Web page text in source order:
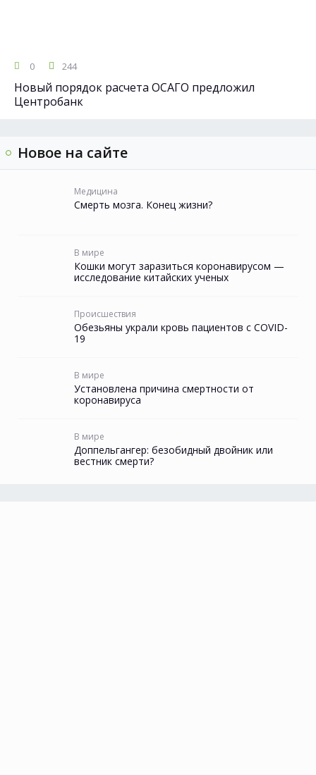
0 244
Новый порядок расчета ОСАГО предложил
Центробанк
Новое на сайте
Медицина
Смерть мозга. Конец жизни?
В мире
Кошки могут заразиться коронавирусом —
исследование китайских ученых
Происшествия
Обезьяны украли кровь пациентов с COVID-
19
В мире
Установлена причина смертности от
коронавируса
В мире
Доппельгангер: безобидный двойник или
вестник смерти?